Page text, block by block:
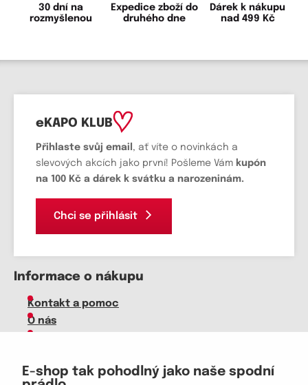
E-shop tak pohodlný jako naše spodní
30 dní na
rozmyšlenou
Expedice zboží do
druhého dne
Dárek k nákupu
nad 499 Kč
eKAPO KLUB
Přihlaste svůj email , ať víte o novinkách a
slevových akcích jako první! Pošleme Vám kupón
na 100 Kč a dárek k svátku a narozeninám.
Chci se přihlásit
Informace o nákupu
Kontakt a pomoc
O nás
Velkoobchod